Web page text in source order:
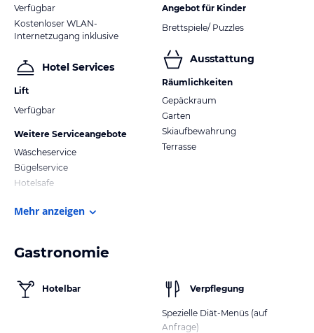
Verfügbar
Kostenloser WLAN-
Internetzugang inklusive
Hotel Services
Lift
Verfügbar
Weitere Serviceangebote
Wäscheservice
Bügelservice
Hotelsafe
Angebot für Kinder
Brettspiele/ Puzzles
Ausstattung
Räumlichkeiten
Gepäckraum
Garten
Skiaufbewahrung
Terrasse
Mehr anzeigen
Gastronomie
Hotelbar Verpflegung
Spezielle Diät-Menüs (auf
Anfrage)